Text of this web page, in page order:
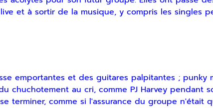
et à sortir de la musique, y compris les singles
emportantes et des guitares palpitantes ; punky
au cri, comme PJ Harvey pendant
terminer, comme si l'assurance du groupe n'était